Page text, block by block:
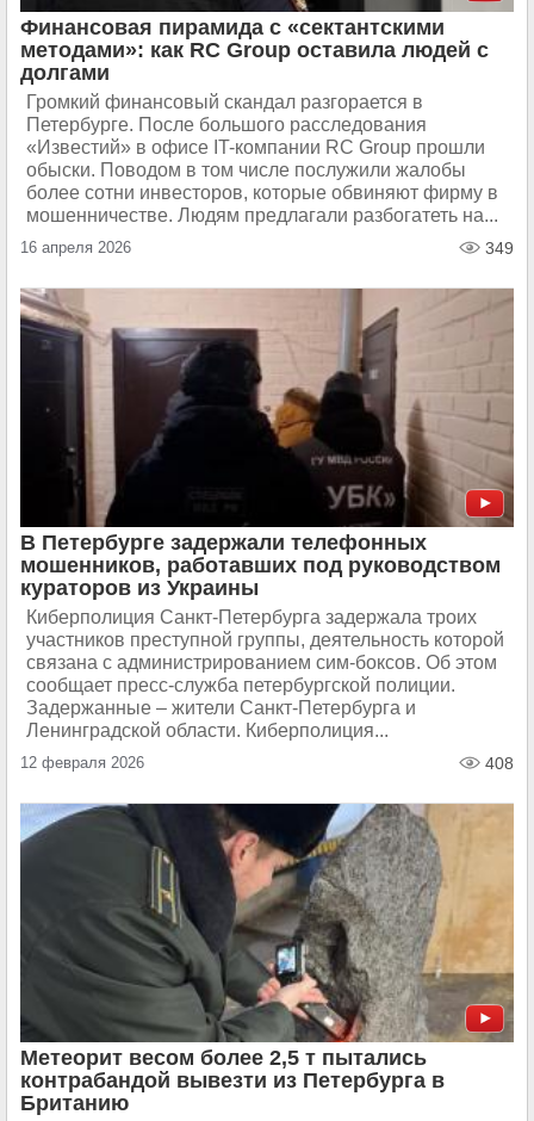
Финансовая пирамида с «сектантскими
методами»: как RC Group оставила людей с
долгами
Громкий финансовый скандал разгорается в
Петербурге. После большого расследования
«Известий» в офисе IT-компании RC Group прошли
обыски. Поводом в том числе послужили жалобы
более сотни инвесторов, которые обвиняют фирму в
мошенничестве. Людям предлагали разбогатеть на...
16 апреля 2026 349
В Петербурге задержали телефонных
мошенников, работавших под руководством
кураторов из Украины
Киберполиция Санкт-Петербурга задержала троих
участников преступной группы, деятельность которой
связана с администрированием сим-боксов. Об этом
сообщает пресс-служба петербургской полиции.
Задержанные – жители Санкт-Петербурга и
Ленинградской области. Киберполиция...
12 февраля 2026 408
Метеорит весом более 2,5 т пытались
контрабандой вывезти из Петербурга в
Британию